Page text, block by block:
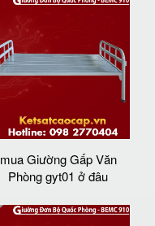
mua Giường Gấp Văn
Phòng gyt01 ở đâu